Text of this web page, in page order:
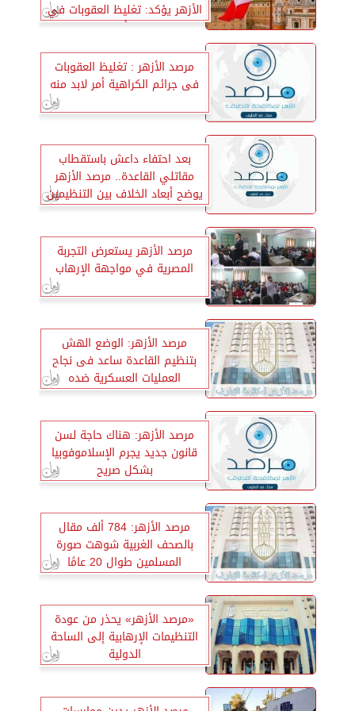
الأزهر يؤكد: تغليظ العقوبات في
جرائم الكراهية أمر لابد منه للحد
مرصد الأزهر : تغليظ العقوبات
فى جرائم الكراهية أمر لابد منه
بعد احتفاء داعش باستقطاب
مقاتلي القاعدة.. مرصد الأزهر
يوضح أبعاد الخلاف بين التنظيمين
مرصد الأزهر يستعرض التجربة
المصرية في مواجهة الإرهاب
مرصد الأزهر: الوضع الهش
بتنظيم القاعدة ساعد فى نجاح
العمليات العسكرية ضده
مرصد الأزهر: هناك حاجة لسن
قانون جديد يجرم الإسلاموفوبيا
بشكل صريح
مرصد الأزهر: 784 ألف مقال
بالصحف الغربية شوهت صورة
المسلمين طوال 20 عامًا
«مرصد الأزهر» يحذر من عودة
التنظيمات الإرهابية إلى الساحة
الدولية